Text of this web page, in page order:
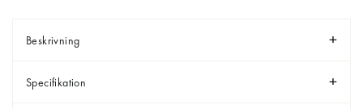
Beskrivning
Specifikation